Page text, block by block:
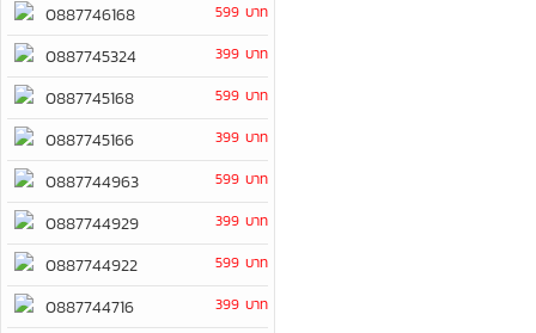
0887746168 599 บาท
0887745324 399 บาท
0887745168 599 บาท
0887745166 399 บาท
0887744963 599 บาท
0887744929 399 บาท
0887744922 599 บาท
0887744716 399 บาท